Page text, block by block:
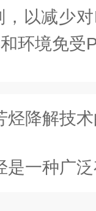
以减少
环境免受
解技术的研究一
种广泛存在于